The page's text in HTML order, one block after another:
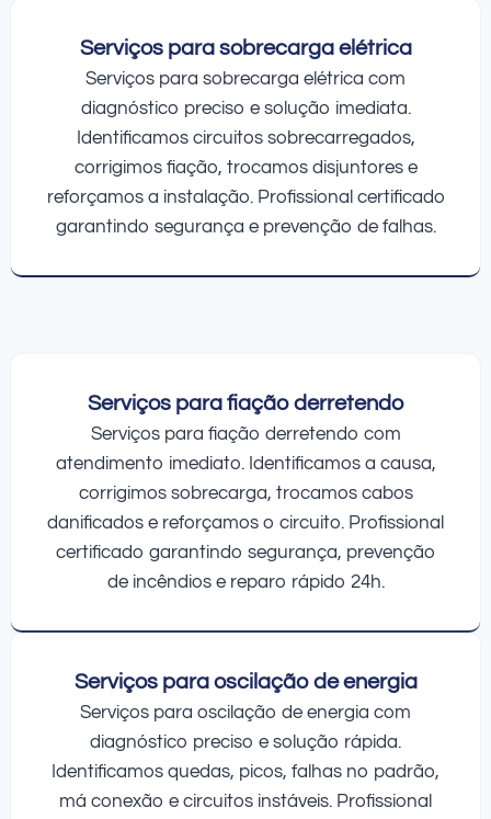
Serviços para sobrecarga elétrica
Serviços para sobrecarga elétrica com
diagnóstico preciso e solução imediata.
Identificamos circuitos sobrecarregados,
corrigimos fiação, trocamos disjuntores e
reforçamos a instalação. Profissional certificado
garantindo segurança e prevenção de falhas.
Serviços para fiação derretendo
Serviços para fiação derretendo com
atendimento imediato. Identificamos a causa,
corrigimos sobrecarga, trocamos cabos
danificados e reforçamos o circuito. Profissional
certificado garantindo segurança, prevenção
de incêndios e reparo rápido 24h.
Serviços para oscilação de energia
Serviços para oscilação de energia com
diagnóstico preciso e solução rápida.
Identificamos quedas, picos, falhas no padrão,
má conexão e circuitos instáveis. Profissional